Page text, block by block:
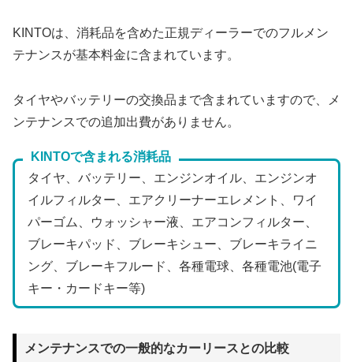
KINTOは、消耗品を含めた正規ディーラーでのフルメン
テナンスが基本料金に含まれています。
タイヤやバッテリーの交換品まで含まれていますので、メ
ンテナンスでの追加出費がありません。
KINTOで含まれる消耗品
タイヤ、バッテリー、エンジンオイル、エンジンオ
イルフィルター、エアクリーナーエレメント、ワイ
パーゴム、ウォッシャー液、エアコンフィルター、
ブレーキパッド、ブレーキシュー、ブレーキライニ
ング、ブレーキフルード、各種電球、各種電池(電子
キー・カードキー等)
メンテナンスでの一般的なカーリースとの比較